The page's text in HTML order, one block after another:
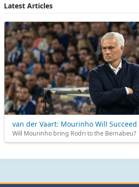
Latest Articles
van der Vaart: Mourinho Will Succeed
Will Mourinho bring Rodri to the Bernabeu?